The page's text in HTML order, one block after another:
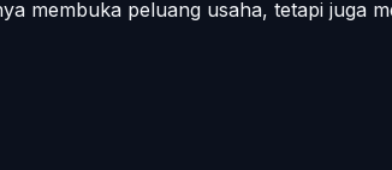
membuka peluang usaha, tetapi juga